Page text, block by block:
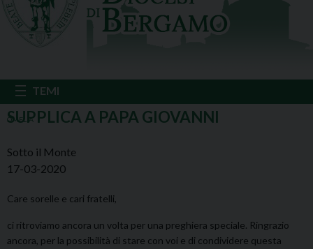
OMELIA
SUPPLICA A PAPA GIOVANNI
Sotto il Monte
17-03-2020
Care sorelle e cari fratelli,
ci ritroviamo ancora un volta per una preghiera speciale. Ringrazio
ancora, per la possibilità di stare con voi e di condividere questa